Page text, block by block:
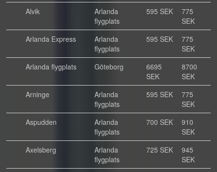
Alvik
Arlanda
flygplats
595 SEK
775
SEK
Arlanda Express
Arlanda
flygplats
595 SEK
775
SEK
Arlanda flygplats
Göteborg
6695
SEK
8700
SEK
Arninge
Arlanda
flygplats
595 SEK
775
SEK
Aspudden
Arlanda
flygplats
700 SEK
910
SEK
Axelsberg
Arlanda
flygplats
725 SEK
945
SEK